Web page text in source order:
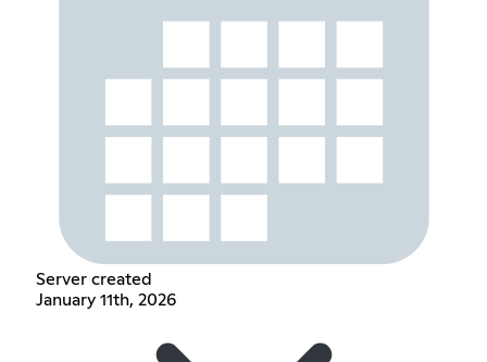
Server created
January 11th, 2026